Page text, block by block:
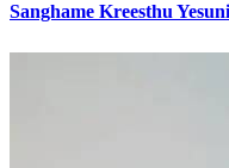
Sanghame Kreesthu